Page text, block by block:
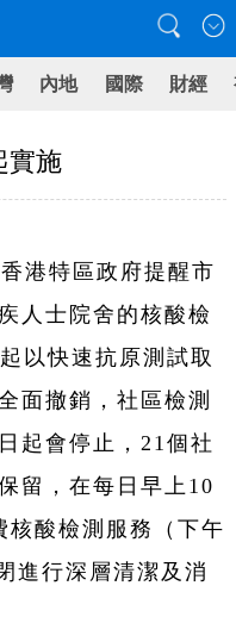
內地 國際 財經
實施
港特區政府提醒市
人士院舍的核酸檢
以快速抗原測試取
面撤銷，社區檢測
起會停止，21個社
留，在每日早上10
核酸檢測服務（下午
進行深層清潔及消